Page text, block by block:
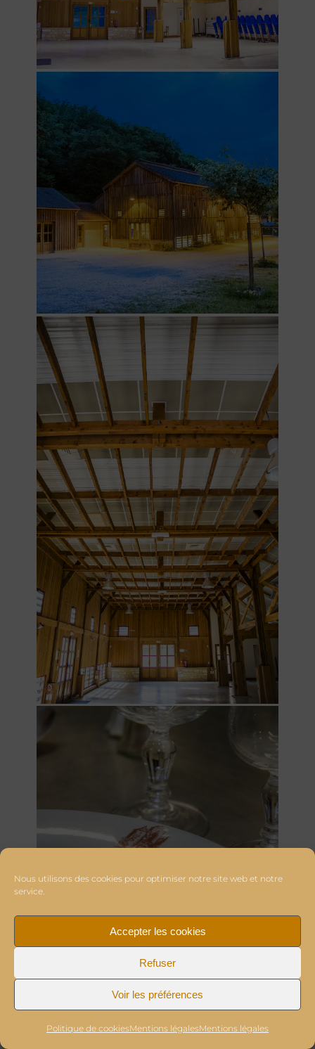
Nous utilisons des cookies pour optimiser notre site web et notre
service.
Accepter les cookies
Refuser
Voir les préférences
Politique de cookiesMentions légalesMentions légales